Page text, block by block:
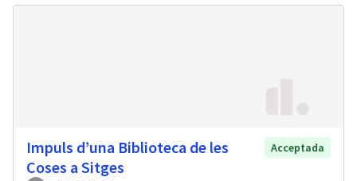
Impuls d’una Biblioteca de les
Coses a Sitges
Acceptada